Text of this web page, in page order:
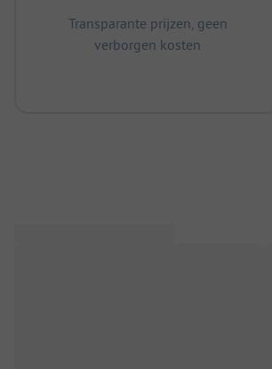
Transparante prijzen, geen
verborgen kosten